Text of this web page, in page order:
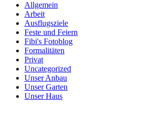
Allgemein
Arbeit
Ausflugsziele
Feste und Feiern
Fibi's Fotoblog
Formalitäten
Privat
Uncategorized
Unser Anbau
Unser Garten
Unser Haus